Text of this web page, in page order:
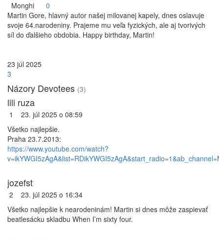
Monghi
0
Martin Gore, hlavný autor našej milovanej kapely, dnes oslavuje
svoje 64.narodeniny. Prajeme mu veľa fyzických, ale aj tvorivých
síl do ďalšieho obdobia. Happy birthday, Martin!
23 júl 2025
3
Názory Devotees (3)
lili ruza
1
23. júl 2025 o 08:59
Všetko najlepšie.
Praha 23.7.2013:
https://www.youtube.com/watch?
jozefst
2
23. júl 2025 o 16:34
Všetko najlepšie k nearodeninám! Martin si dnes môže zaspievať
beatlesácku skladbu When I’m sixty four.